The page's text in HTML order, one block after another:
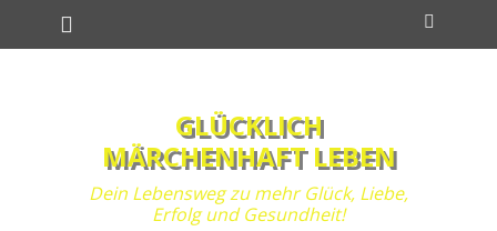
Inhalt
Primäres Menü
GLÜCKLICH
MÄRCHENHAFT LEBEN
Dein Lebensweg zu mehr Glück, Liebe,
Erfolg und Gesundheit!